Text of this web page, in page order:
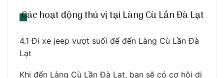
Các hoạt động thú vị tại Làng Cù Lần Đà Lạt
4.1 Đi xe jeep vượt suối để đến Làng Cù Lần Đà
Lạt
Khi đến Làng Cù Lần Đà Lạt, bạn sẽ có cơ hội di